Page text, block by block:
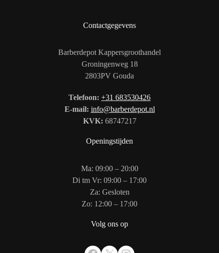
Contactgegevens
Barberdepot Kappersgroothandel
Groningenweg 18
2803PV Gouda
Telefoon: +31 683530426
E-mail: info@barberdepot.nl
KVK: 68747217
Openingstijden
Ma: 09:00 – 20:00
Di tm Vr: 09:00 – 17:00
Za: Gesloten
Zo: 12:00 – 17:00
Volg ons op